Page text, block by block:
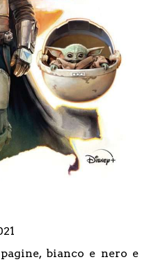
pagine, bianco e nero e